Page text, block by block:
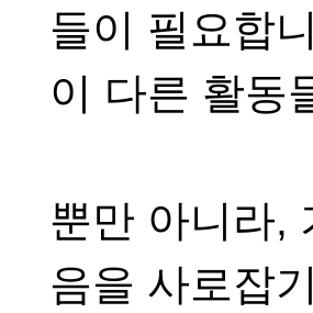
들이 필요합
이 다른 활동
뿐만 아니라,
음을 사로잡